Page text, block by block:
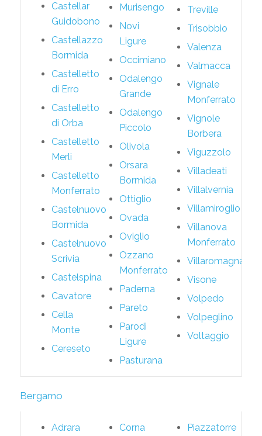
Castellar
Guidobono
Castellazzo
Bormida
Castelletto
di Erro
Castelletto
di Orba
Castelletto
Merli
Castelletto
Monferrato
Castelnuovo
Bormida
Castelnuovo
Scrivia
Castelspina
Cavatore
Cella
Monte
Cereseto
Murisengo
Novi
Ligure
Occimiano
Odalengo
Grande
Odalengo
Piccolo
Olivola
Orsara
Bormida
Ottiglio
Ovada
Oviglio
Ozzano
Monferrato
Paderna
Pareto
Parodi
Ligure
Pasturana
Treville
Trisobbio
Valenza
Valmacca
Vignale
Monferrato
Vignole
Borbera
Viguzzolo
Villadeati
Villalvernia
Villamiroglio
Villanova
Monferrato
Villaromagnano
Visone
Volpedo
Volpeglino
Voltaggio
Bergamo
Adrara
Corna
Piazzatorre